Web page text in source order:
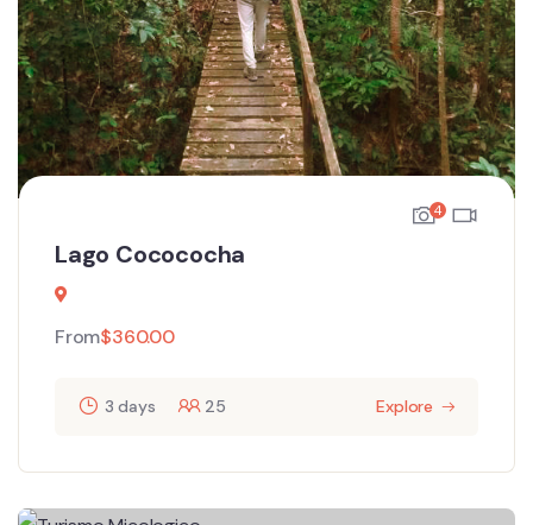
4
Lago Cocococha
From$360.00
3 days 25 Explore